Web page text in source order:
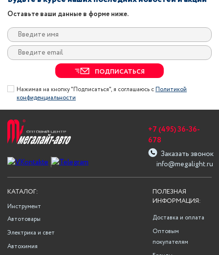
Оставьте ваши данные в форме ниже.
ПОДПИСАТЬСЯ
Нажимая на кнопку "Подписаться", я соглашаюсь сПолитикой
конфиденциальности
info@megalight.ru
+7 (495) 36-36-
678
Заказать звонок
ПОЛЕЗНАЯ
ИНФОРМАЦИЯ:
Доставка и оплата
Оптовым
покупателям
КАТАЛОГ:
Инструмент
Автотовары
Электрика и свет
Автохимия